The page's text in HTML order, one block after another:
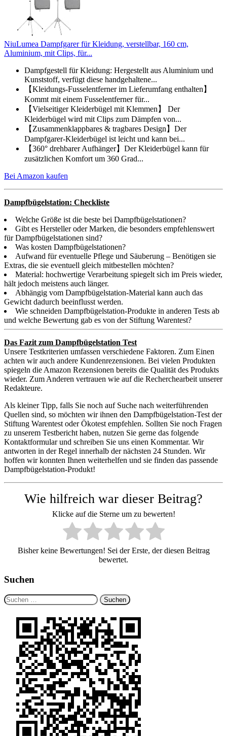
NiuLumea Dampfgarer für Kleidung, verstellbar, 160 cm,
Aluminium, mit Clips, für...
Dampfgestell für Kleidung: Hergestellt aus Aluminium und
Kunststoff, verfügt diese handgehaltene...
【Kleidungs-Fusselentferner im Lieferumfang enthalten】
Kommt mit einem Fusselentferner für...
【Vielseitiger Kleiderbügel mit Klemmen】 Der
Kleiderbügel wird mit Clips zum Dämpfen von...
【Zusammenklappbares & tragbares Design】Der
Dampfgarer-Kleiderbügel ist leicht und kann bei...
【360° drehbarer Aufhänger】Der Kleiderbügel kann für
zusätzlichen Komfort um 360 Grad...
Bei Amazon kaufen
Dampfbügelstation: Checkliste
Welche Größe ist die beste bei Dampfbügelstationen?
Gibt es Hersteller oder Marken, die besonders empfehlenswert
für Dampfbügelstationen sind?
Was kosten Dampfbügelstationen?
Aufwand für eventuelle Pflege und Säuberung – Benötigen sie
Extras, die sie eventuell gleich mitbestellen möchten?
Material: hochwertige Verarbeitung spiegelt sich im Preis wieder,
hält jedoch meistens auch länger.
Abhängig vom Dampfbügelstation-Material kann auch das
Gewicht dadurch beeinflusst werden.
Wie schneiden Dampfbügelstation-Produkte in anderen Tests ab
und welche Bewertung gab es von der Stiftung Warentest?
Das Fazit zum Dampfbügelstation Test
Unsere Testkriterien umfassen verschiedene Faktoren. Zum Einen
achten wir auch andere Kundenrezensionen. Bei vielen Produkten
spiegeln die Amazon Rezensionen bereits die Qualität des Produkts
wieder. Zum Anderen vertrauen wie auf die Recherchearbeit unserer
Redakteure.
Als kleiner Tipp, falls Sie noch auf Suche nach weiterführenden
Quellen sind, so möchten wir ihnen den Dampfbügelstation-Test der
Stiftung Warentest oder Ökotest empfehlen. Sollten Sie noch Fragen
zu unserem Testbericht haben, nutzen Sie gerne das folgende
Kontaktformular und schreiben Sie uns einen Kommentar. Wir
antworten in der Regel innerhalb der nächsten 24 Stunden. Wir
hoffen wir konnten Ihnen weiterhelfen und sie finden das passende
Dampfbügelstation-Produkt!
Wie hilfreich war dieser Beitrag?
Klicke auf die Sterne um zu bewerten!
Bisher keine Bewertungen! Sei der Erste, der diesen Beitrag
bewertet.
Suchen
Suchen
nach: